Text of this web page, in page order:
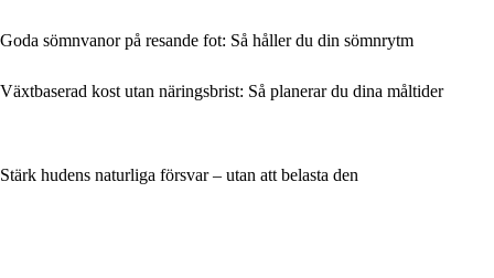
Goda sömnvanor på resande fot: Så håller du din sömnrytm
Växtbaserad kost utan näringsbrist: Så planerar du dina måltider
Stärk hudens naturliga försvar – utan att belasta den